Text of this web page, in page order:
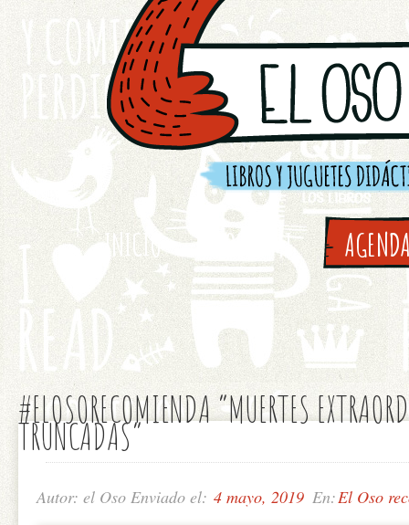
INICIO SOBRE MI
#ELOSORECOMIENDA “MUERTES
TRUNCADAS”
Autor: el Oso Enviado el: 4 mayo, 2019 En:El Oso